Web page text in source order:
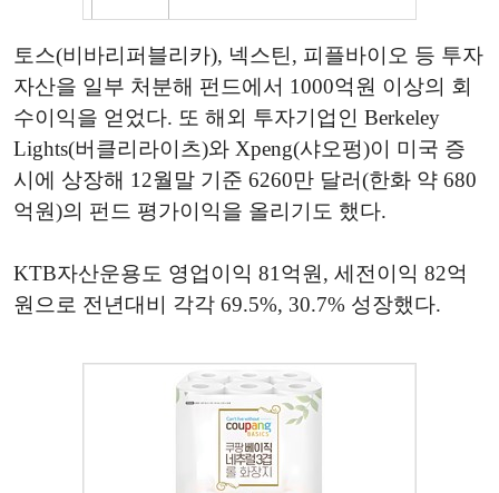
토스(비바리퍼블리카), 넥스틴, 피플바이오 등 투자
자산을 일부 처분해 펀드에서 1000억원 이상의 회
수이익을 얻었다. 또 해외 투자기업인 Berkeley
Lights(버클리라이츠)와 Xpeng(샤오펑)이 미국 증
시에 상장해 12월말 기준 6260만 달러(한화 약 680
억원)의 펀드 평가이익을 올리기도 했다.
KTB자산운용도 영업이익 81억원, 세전이익 82억
원으로 전년대비 각각 69.5%, 30.7% 성장했다.